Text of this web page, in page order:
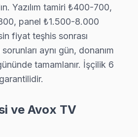
bölgesindeki Avox müşterilerimiz tamir
→
Servis
Avox TV ekran değişimi gerekebilir
Anakart Tamiri →
Avox TV ekranında çizgi, donma ya da
→
Yazılım tamiri ₺400-700,
panel ₺1.500-8.000
fiyat teşhis sonrası
sorunları aynı gün, donanım
tamamlanır. İşçilik 6
ve Avox TV